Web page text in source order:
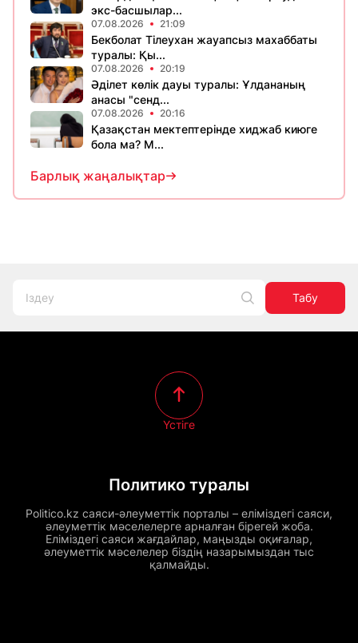
экс-басшылар...
07.08.2026 21:09
Бекболат Тілеухан жауапсыз махаббаты
туралы: Қы...
07.08.2026 20:19
Әділет көлік дауы туралы: Ұлдананың
анасы "сенд...
07.08.2026 20:16
Қазақстан мектептерінде хиджаб киюге
бола ма? М...
Барлық жаңалықтар
Табу
Политико туралы
Politico.kz саяси-әлеуметтік порталы – еліміздегі саяси,
әлеуметтік мәселелерге арналған бірегей жоба.
Еліміздегі саяси жағдайлар, маңызды оқиғалар,
әлеуметтік мәселелер біздің назарымыздан тыс
қалмайды.
Үстіге